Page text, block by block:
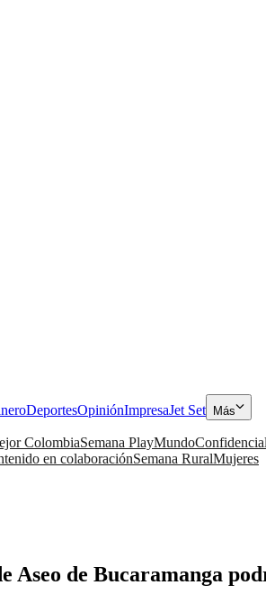
DeportesOpiniónImpresaJet Set Más
ColombiaSemana PlayMundo
en colaboraciónSemana RuralMujeres
Aseo de Bucaramanga